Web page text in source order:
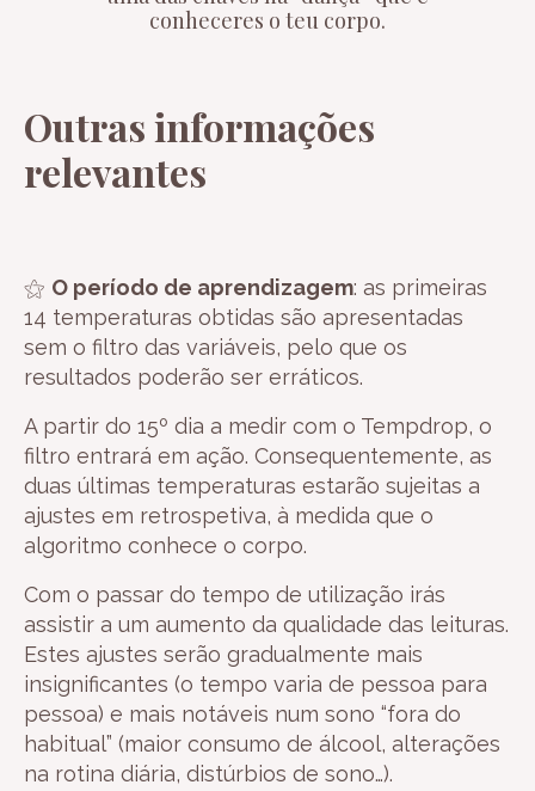
conheceres o teu corpo.
Outras informações
relevantes
⚝ O período de aprendizagem: as primeiras
14 temperaturas obtidas são apresentadas
sem o filtro das variáveis, pelo que os
resultados poderão ser erráticos.
A partir do 15º dia a medir com o Tempdrop, o
filtro entrará em ação. Consequentemente, as
duas últimas temperaturas estarão sujeitas a
ajustes em retrospetiva, à medida que o
algoritmo conhece o corpo.
Com o passar do tempo de utilização irás
assistir a um aumento da qualidade das leituras.
Estes ajustes serão gradualmente mais
insignificantes (o tempo varia de pessoa para
pessoa) e mais notáveis num sono “fora do
habitual” (maior consumo de álcool, alterações
na rotina diária, distúrbios de sono…).